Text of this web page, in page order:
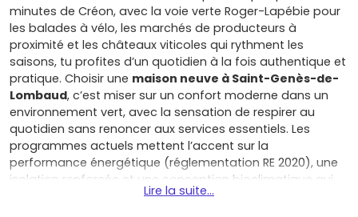
minutes de Créon, avec la voie verte Roger-Lapébie pour
les balades à vélo, les marchés de producteurs à
proximité et les châteaux viticoles qui rythment les
saisons, tu profites d’un quotidien à la fois authentique et
pratique. Choisir une maison neuve à Saint-Genès-de-
Lombaud, c’est miser sur un confort moderne dans un
environnement vert, avec la sensation de respirer au
quotidien sans renoncer aux services essentiels. Les
programmes actuels mettent l’accent sur la
performance énergétique (réglementation RE 2020), une
isolation renforcée et une conception bioclimatique qui
limite les déperditions et améliore le confort d’été comme
Lire la suite...